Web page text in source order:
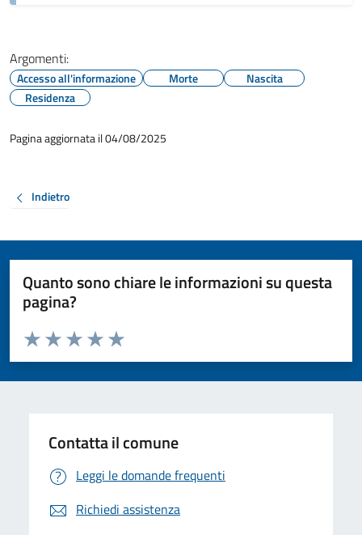
Argomenti:
Accesso all'informazione Morte
Nascita
Residenza
Pagina aggiornata il 04/08/2025
Indietro
Quanto sono chiare le informazioni su questa
pagina?
Valuta da 1 a 5 stelle la pagina
Valuta 5 stelle su 5
Valuta 4 stelle su 5
Valuta 3 stelle su 5
Valuta 2 stelle su 5
Valuta 1 stelle su 5
Contatta il comune
Leggi le domande frequenti
Richiedi assistenza